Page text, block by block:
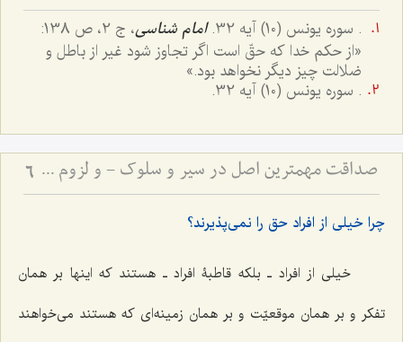
. سوره یونس (10) آیه 32. امام شناسی، ج 2، ص 138:
«از حكم خدا كه حقّ است اگر تجاوز شود غير از باطل و
ضلالت چيز ديگر نخواهد بود.»
. سوره یونس (10) آیه 32.
صداقت مهمترین اصل در سیر و سلوک - و لزوم استقامت در مسیر حق 6
چرا خیلی از افراد حق را نمی‌پذیرند؟
خیلی از افراد ـ بلکه قاطبۀ افراد ـ هستند که اینها بر همان
تفکر و بر همان موقعیّت و بر همان زمینه‌ای که هستند می‌خواهند